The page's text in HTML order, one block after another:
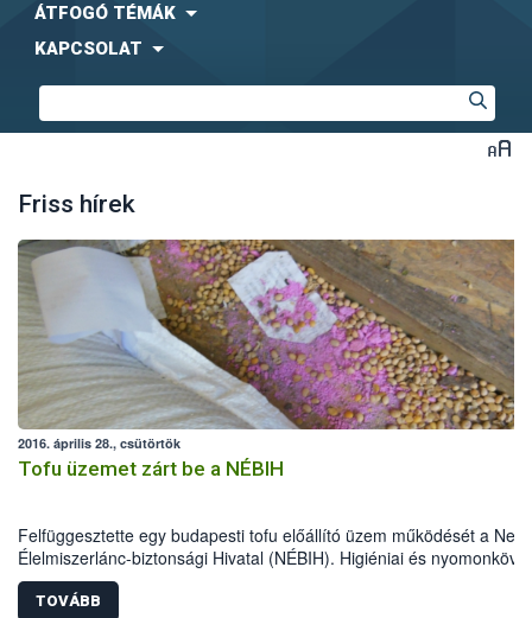
ÁTFOGÓ TÉMÁK
KAPCSOLAT
Friss hírek
2016. április 28., csütörtök
Tofu üzemet zárt be a NÉBIH
Felfüggesztette egy budapesti tofu előállító üzem működését a
Élelmiszerlánc-biztonsági Hivatal (NÉBIH). Higiéniai és
problémák miatt csaknem 600 kg terméket kellett megsemmisíteni
több mint 2 tonna alapanyagot zárolni. Az üzem fél millió forintos
TOVÁBB